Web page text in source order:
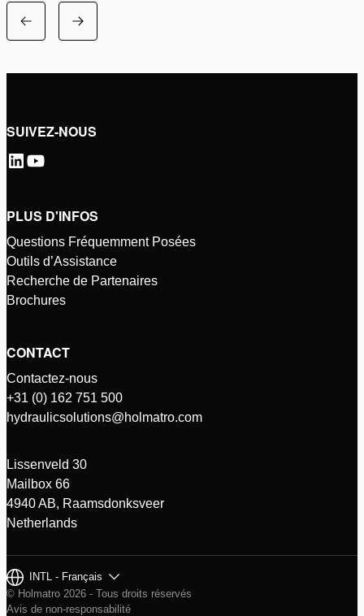
SUIVEZ-NOUS
PLUS D'INFOS
Questions Fréquemment Posées
Outils d’Assistance
Recherche de Partenaires
Brochures
CONTACT
Contactez-nous
+31 (0) 162 751 500
hydraulicsolutions@holmatro.com
Lissenveld 30
Mailbox 66
4940 AB, Raamsdonksveer
Netherlands
INTL - Français
© Holmatro 2026 - Tous droits réservés
Avis de non-responsabilité